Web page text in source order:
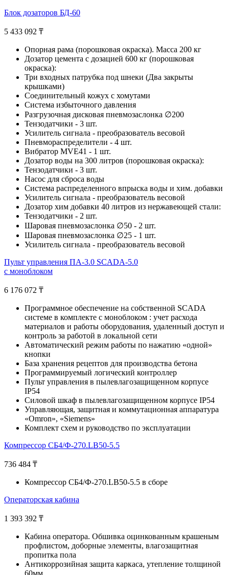
Блок дозаторов БД-60
5 433 092 ₸
Опорная рама (порошковая окраска). Масса 200 кг
Дозатор цемента с дозацией 600 кг (порошковая
окраска):
Три входных патрубка под шнеки (Два закрыты
крышками)
Соединительный кожух с хомутами
Система избыточного давления
Разгрузочная дисковая пневмозаслонка ∅200
Тензодатчики - 3 шт.
Усилитель сигнала - преобразователь весовой
Пневмораспределители - 4 шт.
Вибратор MVE41 - 1 шт.
Дозатор воды на 300 литров (порошковая окраска):
Тензодатчики - 3 шт.
Насос для сброса воды
Система распределенного впрыска воды и хим. добавки
Усилитель сигнала - преобразователь весовой
Дозатор хим добавки 40 литров из нержавеющей стали:
Тензодатчики - 2 шт.
Шаровая пневмозаслонка ∅50 - 2 шт.
Шаровая пневмозаслонка ∅25 - 1 шт.
Усилитель сигнала - преобразователь весовой
Пульт управления ПА-3.0 SCADA-5.0
с моноблоком
6 176 072 ₸
Программное обеспечение на собственной SCADA
системе в комплекте с моноблоком : учет расхода
материалов и работы оборудования, удаленный доступ и
контроль за работой в локальной сети
Автоматический режим работы по нажатию «одной»
кнопки
База хранения рецептов для производства бетона
Программируемый логический контроллер
Пульт управления в пылевлагозащищенном корпусе
IP54
Силовой шкаф в пылевлагозащищенном корпусе IP54
Управляющая, защитная и коммутационная аппаратура
«Omron», «Siemens»
Комплект схем и руководство по эксплуатации
Компрессор СБ4/Ф-270.LB50-5.5
736 484 ₸
Компрессор СБ4/Ф-270.LB50-5.5 в сборе
Операторская кабина
1 393 392 ₸
Кабина оператора. Обшивка оцинкованным крашеным
профлистом, доборные элементы, влагозащитная
пропитка пола
Антикоррозийная защита каркаса, утепление толщиной
60мм